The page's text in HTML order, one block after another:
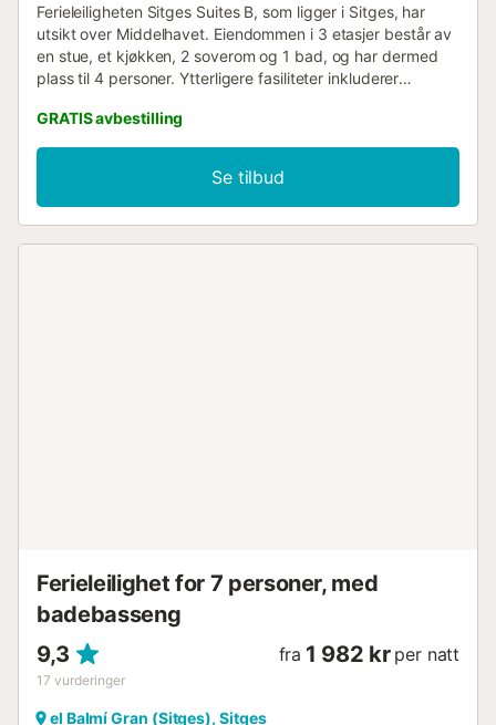
Ferieleiligheten Sitges Suites B, som ligger i Sitges, har
utsikt over Middelhavet. Eiendommen i 3 etasjer består av
en stue, et kjøkken, 2 soverom og 1 bad, og har dermed
plass til 4 personer. Ytterligere fasiliteter inkluderer
klimaanlegg og vaskemaskin. Denne ferieboligen har
privat uteplass med en åpen terrasse og balkong. Gratis
parkering er tilgjengelig i gaten, og en parkeringsplass er
tilgjengelig i en garasje. Kjæledyr, røyking og
arrangementer er ikke tillatt. Innsjekking etter kl. 23:00
GRATIS avbestilling
Se tilbud
Ferieleilighet for 7 personer, med
badebasseng
9,3
17 vurderinger
fra 1 982 kr per natt
el Balmí Gran (Sitges), Sitges